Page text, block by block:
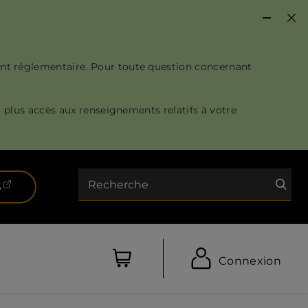
réglementaire. Pour toute question concernant
accès aux renseignements relatifs à votre
(ouvre dans un nouvel onglet)
Connexion